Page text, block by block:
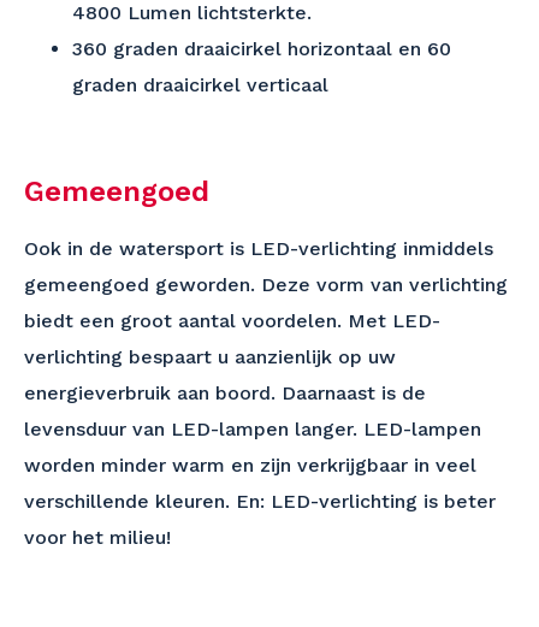
4800 Lumen lichtsterkte.
360 graden draaicirkel horizontaal en 60
graden draaicirkel verticaal
Gemeengoed
Ook in de watersport is LED-verlichting inmiddels
gemeengoed geworden. Deze vorm van verlichting
biedt een groot aantal voordelen. Met LED-
verlichting bespaart u aanzienlijk op uw
energieverbruik aan boord. Daarnaast is de
levensduur van LED-lampen langer. LED-lampen
worden minder warm en zijn verkrijgbaar in veel
verschillende kleuren. En: LED-verlichting is beter
voor het milieu!